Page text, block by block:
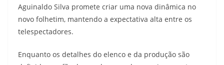
Aguinaldo Silva promete criar uma nova dinâmica no
novo folhetim, mantendo a expectativa alta entre os
telespectadores.
Enquanto os detalhes do elenco e da produção são